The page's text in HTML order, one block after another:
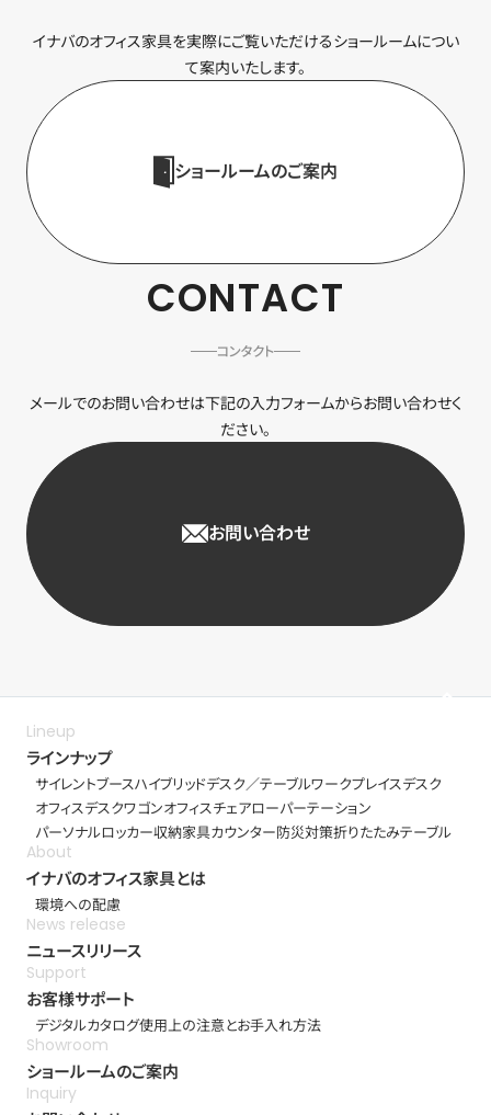
イナバのオフィス家具を実際にご覧いただけるショールームについ
て案内いたします。
ショールームのご案内
CONTACT
コンタクト
メールでのお問い合わせは下記の入力フォームからお問い合わせく
ださい。
お問い合わせ
ラインナップ
サイレントブースハイブリッドデスク／テーブルワークプレイスデスク
オフィスデスクワゴンオフィスチェアローパーテーション
パーソナルロッカー収納家具カウンター防災対策折りたたみテーブル
イナバのオフィス家具とは
環境への配慮
ニュースリリース
お客様サポート
デジタルカタログ使用上の注意とお手入れ方法
ショールームのご案内